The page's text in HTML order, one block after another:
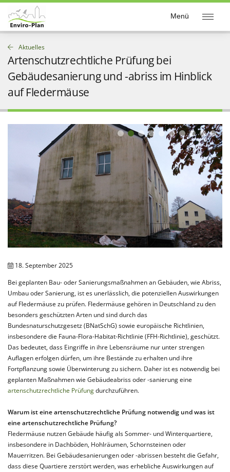
Menü
Aktuelles
Artenschutzrechtliche Prüfung bei
Gebäudesanierung und -abriss im Hinblick
auf Fledermäuse
18. September 2025
Bei geplanten Bau- oder Sanierungsmaßnahmen an Gebäuden, wie Abriss,
Umbau oder Sanierung, ist es unerlässlich, die potenziellen Auswirkungen
auf Fledermäuse zu prüfen. Fledermäuse gehören in Deutschland zu den
besonders geschützten Arten und sind durch das
Bundesnaturschutzgesetz (BNatSchG) sowie europäische Richtlinien,
insbesondere die Fauna-Flora-Habitat-Richtlinie (FFH-Richtlinie), geschützt.
Das bedeutet, dass Eingriffe in ihre Lebensräume nur unter strengen
Auflagen erfolgen dürfen, um ihre Bestände zu erhalten und ihre
Fortpflanzung sowie Überwinterung zu sichern. Daher ist es notwendig bei
geplanten Maßnahmen wie Gebäudeabriss oder -sanierung eine
artenschutzrechtliche Prüfungdurchzuführen.
Warum ist eine artenschutzrechtliche Prüfung notwendig und was ist
eine artenschutzrechtliche Prüfung?
Fledermäuse nutzen Gebäude häufig als Sommer- und Winterquartiere,
insbesondere in Dachböden, Hohlräumen, Schornsteinen oder
Mauerritzen. Bei Gebäudesanierungen oder -abrissen besteht die Gefahr,
dass diese Quartiere zerstört werden, was erhebliche Auswirkungen auf